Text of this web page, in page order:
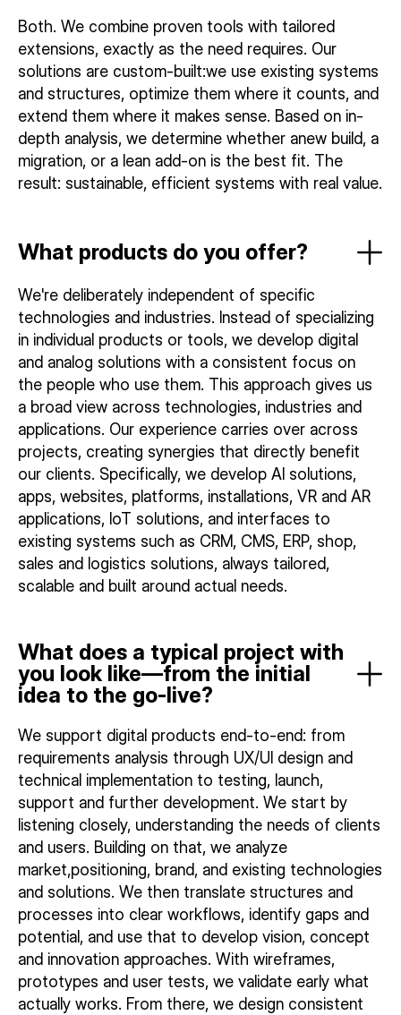
Both. We combine proven tools with tailored
extensions, exactly as the need requires. Our
solutions are custom-built:we use existing systems
and structures, optimize them where it counts, and
extend them where it makes sense. Based on in-
depth analysis, we determine whether anew build, a
migration, or a lean add-on is the best fit. The
result: sustainable, efficient systems with real value.
What products do you offer?
We're deliberately independent of specific
technologies and industries. Instead of specializing
in individual products or tools, we develop digital
and analog solutions with a consistent focus on
the people who use them. This approach gives us
a broad view across technologies, industries and
applications. Our experience carries over across
projects, creating synergies that directly benefit
our clients. Specifically, we develop AI solutions,
apps, websites, platforms, installations, VR and AR
applications, IoT solutions, and interfaces to
existing systems such as CRM, CMS, ERP, shop,
sales and logistics solutions, always tailored,
scalable and built around actual needs.
What does a typical project with
you look like—from the initial
idea to the go-live?
We support digital products end-to-end: from
requirements analysis through UX/UI design and
technical implementation to testing, launch,
support and further development. We start by
listening closely, understanding the needs of clients
and users. Building on that, we analyze
market,positioning, brand, and existing technologies
and solutions. We then translate structures and
processes into clear workflows, identify gaps and
potential, and use that to develop vision, concept
and innovation approaches. With wireframes,
prototypes and user tests, we validate early what
actually works. From there, we design consistent